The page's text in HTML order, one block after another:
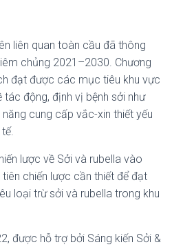
liên quan toàn cầu đã thông
chủng 2021–2030. Chương
đạt được các mục tiêu khu vực
động, định vị bệnh sởi như
cung cấp vắc-xin thiết yếu
lược về Sởi và rubella vào
chiến lược cần thiết để đạt
loại trừ sởi và rubella trong khu
được hỗ trợ bởi Sáng kiến ​​Sởi &